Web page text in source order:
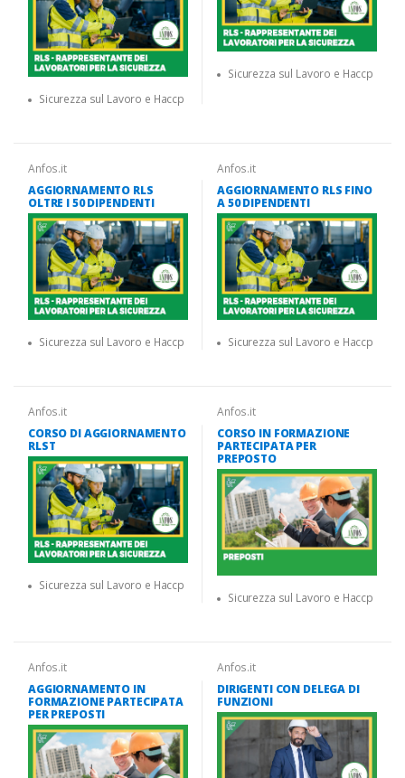
Sicurezza sul Lavoro e Haccp
Sicurezza sul Lavoro e Haccp
Anfos.it
AGGIORNAMENTO RLS
OLTRE I 50 DIPENDENTI
Sicurezza sul Lavoro e Haccp
Anfos.it
AGGIORNAMENTO RLS FINO
A 50 DIPENDENTI
Sicurezza sul Lavoro e Haccp
Anfos.it
CORSO DI AGGIORNAMENTO
RLST
Sicurezza sul Lavoro e Haccp
Anfos.it
CORSO IN FORMAZIONE
PARTECIPATA PER
PREPOSTO
Sicurezza sul Lavoro e Haccp
Anfos.it
AGGIORNAMENTO IN
FORMAZIONE PARTECIPATA
PER PREPOSTI
Anfos.it
DIRIGENTI CON DELEGA DI
FUNZIONI